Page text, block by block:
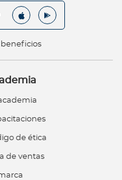
de ética
de ventas